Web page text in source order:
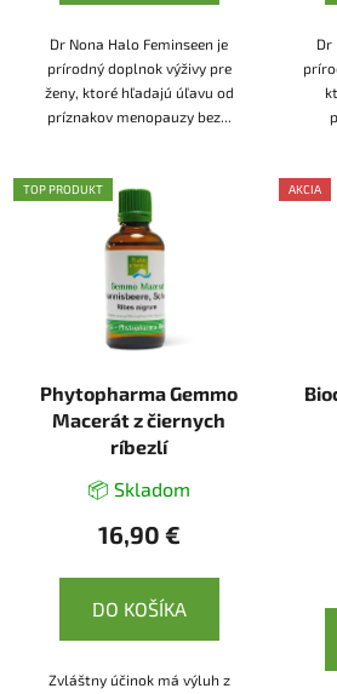
Dr Nona Halo Feminseen je
prírodný doplnok výživy pre
ženy, ktoré hľadajú úľavu od
príznakov menopauzy bez...
Dr
TOP PRODUKT
Phytopharma Gemmo
Macerát z čiernych
ríbezlí
📦 Skladom
16,90 €
DO KOŠÍKA
Zvláštny účinok má výluh z
AKCIA